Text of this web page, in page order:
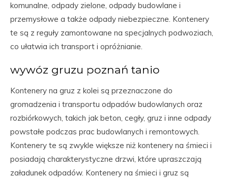
komunalne, odpady zielone, odpady budowlane i
przemysłowe a także odpady niebezpieczne. Kontenery
te są z reguły zamontowane na specjalnych podwoziach,
co ułatwia ich transport i opróżnianie.
wywóz gruzu poznań tanio
Kontenery na gruz z kolei są przeznaczone do
gromadzenia i transportu odpadów budowlanych oraz
rozbiórkowych, takich jak beton, cegły, gruz i inne odpady
powstałe podczas prac budowlanych i remontowych.
Kontenery te są zwykle większe niż kontenery na śmieci i
posiadają charakterystyczne drzwi, które upraszczają
załadunek odpadów. Kontenery na śmieci i gruz są